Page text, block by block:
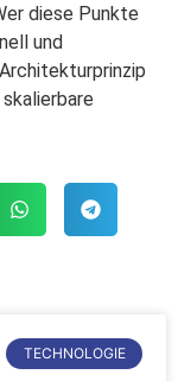
diese Punkte
und
TECHNOLOGIE